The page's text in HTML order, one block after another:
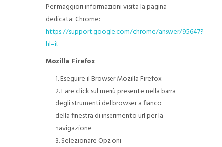
Per maggiori informazioni visita la pagina
dedicata: Chrome:
https://support.google.com/chrome/answer/95647?
hl=it
Mozilla Firefox
Eseguire il Browser Mozilla Firefox
Fare click sul menù presente nella barra
degli strumenti del browser a fianco
della finestra di inserimento url per la
navigazione
Selezionare Opzioni